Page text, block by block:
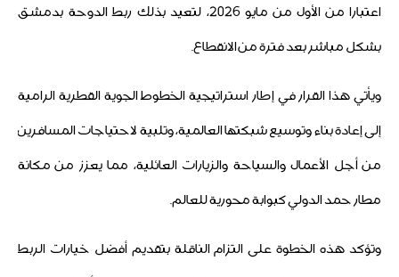
اعتبارا من الأول من مايو 2026، لتعيد بذلك ربط الدوحة بدمشق
بشكل مباشر بعد فترة من الانقطاع.
ويأتي هذا القرار في إطار استراتيجية الخطوط الجوية القطرية الرامية
إلى إعادة بناء وتوسيع شبكتها العالمية، وتلبية لاحتياجات المسافرين
من أجل الأعمال والسياحة والزيارات العائلية، مما يعزز من مكانة
مطار حمد الدولي كبوابة محورية للعالم.
وتؤكد هذه الخطوة على التزام الناقلة بتقديم أفضل خيارات الربط